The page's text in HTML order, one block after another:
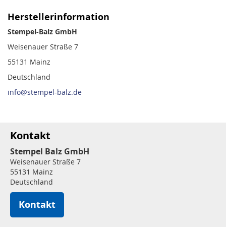
Herstellerinformation
Stempel-Balz GmbH
Weisenauer Straße 7
55131 Mainz
Deutschland
info@stempel-balz.de
Kontakt
Stempel Balz GmbH
Weisenauer Straße 7
55131 Mainz
Deutschland
Kontakt